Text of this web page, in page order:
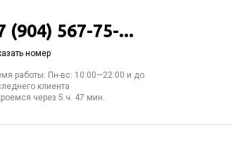
(904) 567-75-...
номер
работы: Пн-вс: 10:00—22:00 и до
клиента
через 5 ч. 47 мин.